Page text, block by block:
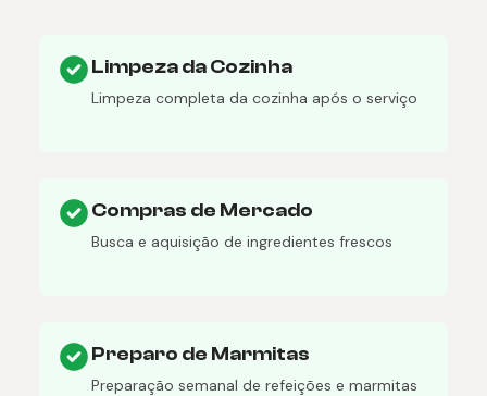
Limpeza da Cozinha
Limpeza completa da cozinha após o serviço
Compras de Mercado
Busca e aquisição de ingredientes frescos
Preparo de Marmitas
Preparação semanal de refeições e marmitas